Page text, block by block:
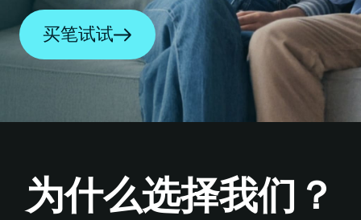
6
7
2
3
2
3
买笔试试
为什么选择我们？